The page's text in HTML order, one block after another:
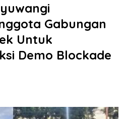
Gabungan
Untuk
Demo Blockade